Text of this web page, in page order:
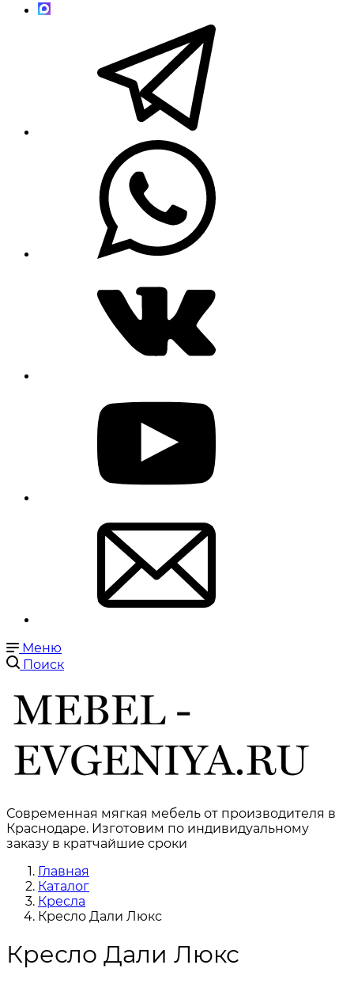
Меню
Поиск
Современная мягкая мебель от производителя в
Краснодаре. Изготовим по индивидуальному
заказу в кратчайшие сроки
Главная
Каталог
Кресла
Кресло Дали Люкс
Кресло Дали Люкс